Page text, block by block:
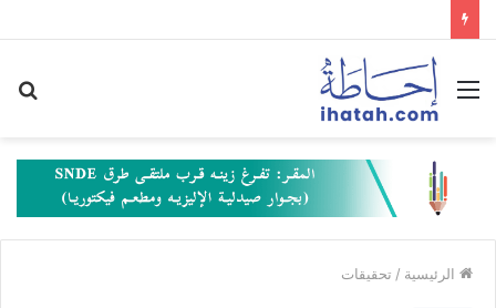
القائمة
الرئيسية / تحقيقات